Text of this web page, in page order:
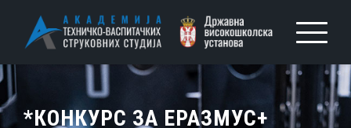
*КОНКУРС ЗА ЕРАЗМУС+